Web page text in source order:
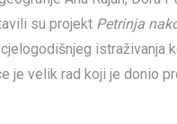
su projekt Petrinja
istraživanja
je velik rad koji je donio